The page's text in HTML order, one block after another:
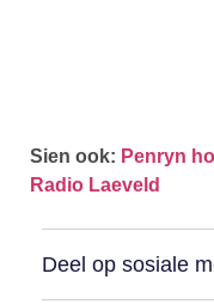
Sien ook: Penryn
Radio Laeveld
Deel op sosiale